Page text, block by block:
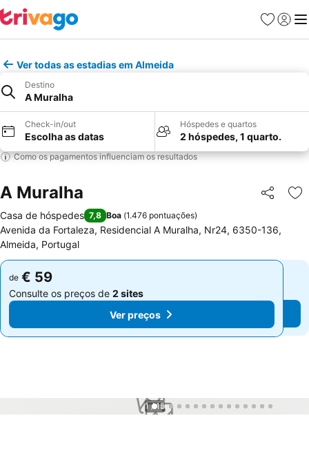
Favoritos
Iniciar
Ver todas as estadias em Almeida
Destino
A Muralha
Check-in/out
Escolha as datas
Hóspedes e quartos
2 hóspedes, 1 quarto.
Como os pagamentos influenciam os resultados
A Muralha Partilhar
Casa de hóspedes 7,8 Boa (1.476 pontuações)
Avenida da Fortaleza, Residencial A Muralha, Nr24, 6350-136,
Almeida, Portugal
de € 59
Consulte os preços de 2 sites
Ver preços
de € 59
Consulte os preços de 2 sites
Ver preços
1 / 15